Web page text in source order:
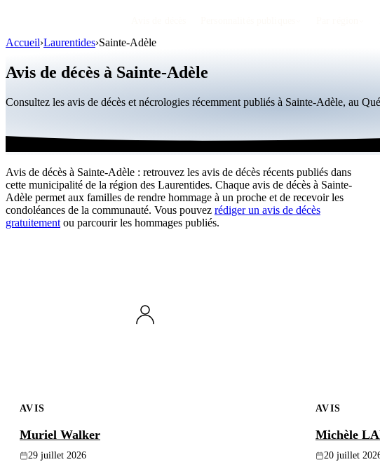
Accueil›Laurentides›Sainte-Adèle
Avis de décès à Sainte-Adèle
Consultez les avis de décès et nécrologies récemment publiés à Sainte-Adèle, au
Avis de décès à Sainte-Adèle : retrouvez les avis de décès récents publiés dans
cette municipalité de la région des Laurentides. Chaque avis de décès à Sainte-
Adèle permet aux familles de rendre hommage à un proche et de recevoir les
condoléances de la communauté. Vous pouvez rédiger un avis de décès
gratuitement ou parcourir les hommages publiés.
AVIS
Muriel Walker
29 juillet 2026
AVIS
Michèle
20 juillet